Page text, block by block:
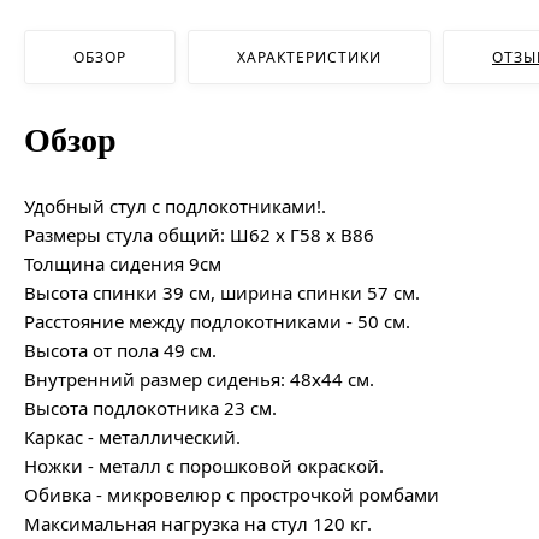
ОБЗОР ХАРАКТЕРИСТИКИ
Обзор
Удобный стул с подлокотниками!.
Размеры стула общий: Ш62 х Г58 х В86
Толщина сидения 9см
Высота спинки 39 см, ширина спинки 57 см.
Расстояние между подлокотниками - 50 см.
Высота от пола 49 см.
Внутренний размер сиденья: 48х44 см.
Высота подлокотника 23 см.
Каркас - металлический.
Ножки - металл с порошковой окраской.
Обивка - микровелюр с прострочкой ромбами
Максимальная нагрузка на стул 120 кг.